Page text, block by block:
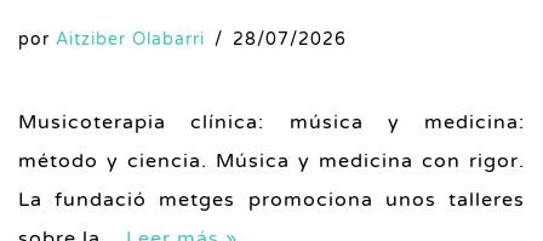
por Aitziber Olabarri 28/07/2026
Musicoterapia clínica: música y medicina:
método y ciencia. Música y medicina con rigor.
La fundació metges promociona unos talleres